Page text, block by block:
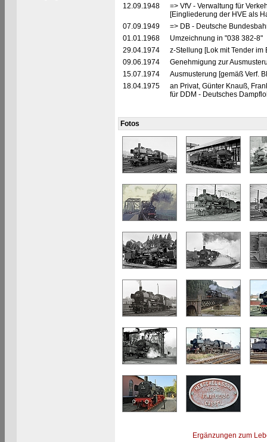
12.09.1948
=> VfV - Verwaltung für
[Eingliederung der HVE als
07.09.1949
=> DB - Deutsche
01.01.1968
Umzeichnung in "038 382-8"
29.04.1974
z-Stellung [Lok mit Tender im
09.06.1974
Genehmigung zur
15.07.1974
Ausmusterung [gemäß Verf.
18.04.1975
an Privat, Günter Knauß,
für DDM - Deutsches
Fotos
Ergänzungen zum